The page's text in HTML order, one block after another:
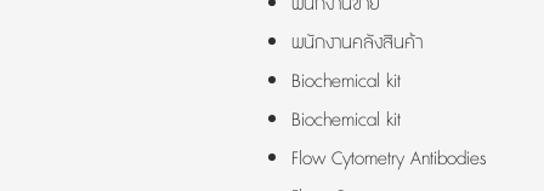
พนักงานคลังสินค้า
Biochemical kit
Biochemical kit
Flow Cytometry Antibodies